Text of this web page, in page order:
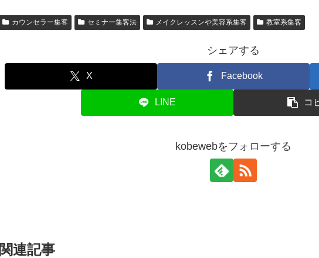
カウンセラー集客 セミナー集客法 メイクレッスンや美容系集客 教室系集客
シェアする
X Facebook
LINE コ
kobewebをフォローする
関連記事